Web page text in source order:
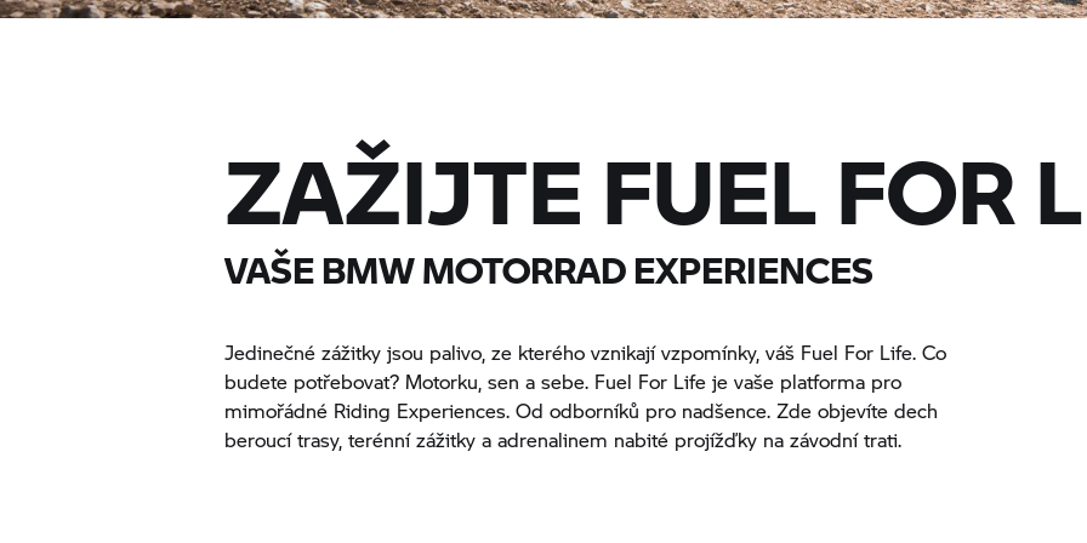
ZAŽIJTE FUEL FOR
VAŠEBMW MOTORRADEXPERIENCES
Jedinečné zážitky jsou palivo, ze kterého vznikají vzpomínky, váš Fuel For Life. Co
budete potřebovat? Motorku, sen a sebe. Fuel For Life je vaše platforma pro
mimořádné Riding Experiences. Od odborníků pro nadšence. Zde objevíte dech
beroucí trasy, terénní zážitky a adrenalinem nabité projížďky na závodní trati.